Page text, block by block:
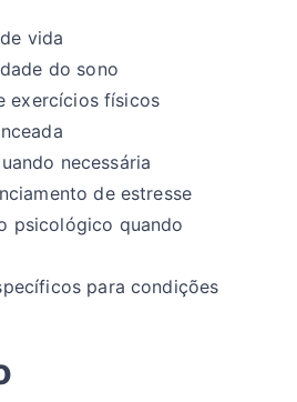
vida
do sono
exercícios físicos
necessária
de estresse
psicológico quando
para condições